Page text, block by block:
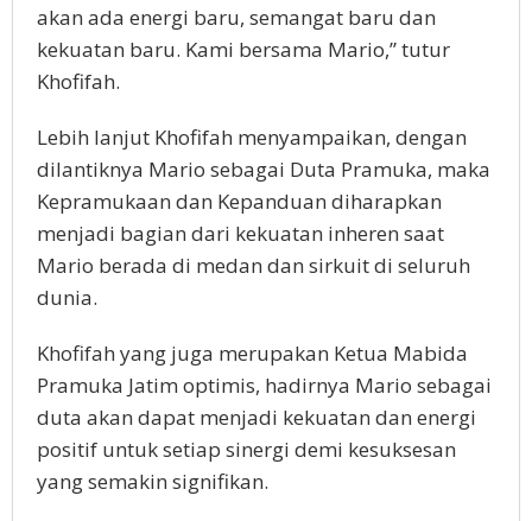
akan ada energi baru, semangat baru dan
kekuatan baru. Kami bersama Mario,” tutur
Khofifah.
Lebih lanjut Khofifah menyampaikan, dengan
dilantiknya Mario sebagai Duta Pramuka, maka
Kepramukaan dan Kepanduan diharapkan
menjadi bagian dari kekuatan inheren saat
Mario berada di medan dan sirkuit di seluruh
dunia.
Khofifah yang juga merupakan Ketua Mabida
Pramuka Jatim optimis, hadirnya Mario sebagai
duta akan dapat menjadi kekuatan dan energi
positif untuk setiap sinergi demi kesuksesan
yang semakin signifikan.